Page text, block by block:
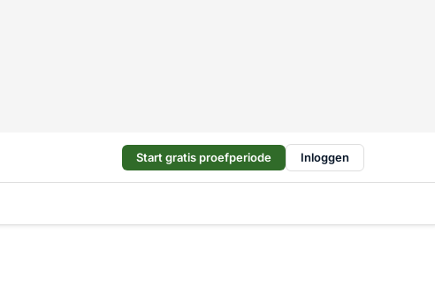
Start gratis proefperiode Inloggen